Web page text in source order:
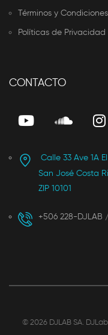
Términos y Condiciones
Políticas de Privacidad
CONTACTO
Calle 33 Ave 1A
San José Costa
ZIP 10101
+506 228-DJLAB
© 2026 DJLAB SA.